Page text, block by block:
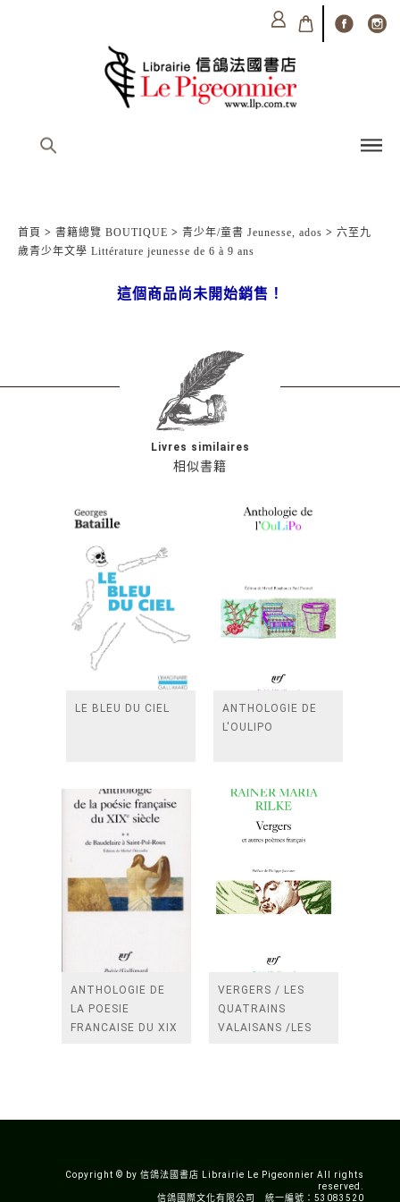
首頁 > 書籍總覽 BOUTIQUE > 青少年/童書 Jeunesse, ados > 六至九
歲青少年文學 Littérature jeunesse de 6 à 9 ans
這個商品尚未開始銷售！
相似書籍
Livres similaires
LE BLEU DU CIEL
ANTHOLOGIE DE
L'OULIPO
ANTHOLOGIE DE
LA POESIE
FRANCAISE DU XIX
VERGERS / LES
QUATRAINS
VALAISANS /LES
Copyright © by 信鴿法國書店 Librairie Le Pigeonnier All rights
reserved.
信鴿國際文化有限公司 統一編號：53083520